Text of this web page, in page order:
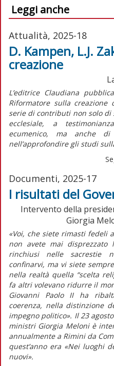
Leggi anche
Attualità, 2025-18
D. Kampen, L.J.
creazione
L’editrice Claudiana
Riformatore sulla
serie di contributi non solo
ecclesiale, a
ecumenico, ma anche
nell’approfondire gli studi
Documenti, 2025-17
I risultati del
Intervento della
Giorgia
«Voi, che siete rimasti fedeli
non avete mai
rinchiusi nelle sacrestie
confinarvi, ma vi siete
nella realtà quella “scelta
fa altri volevano ridurre il
Giovanni Paolo II ha
coerenza, nella distinzione
impegno politico». Il 23
ministri Giorgia Meloni è
annualmente a Rimini da
quest’anno era «Nei luoghi
nuovi».